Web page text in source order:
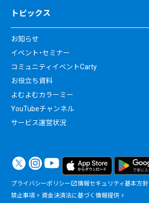
トピックス
お知らせ
イベント・セミナー
コミュニティイベントCarty
お役立ち資料
よむよむカラーミー
YouTubeチャンネル
サービス運営状況
プライバシーポリシー 情報セキュリティ基本方針
禁止事項
資金決済法に基づく情報提供